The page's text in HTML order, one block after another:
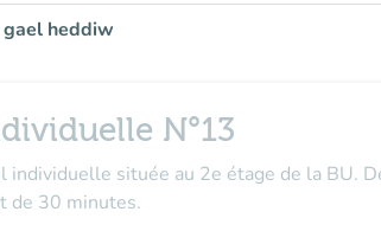
heddiw
N°13
individuelle située au 2e étage de la BU.
de 30 minutes.